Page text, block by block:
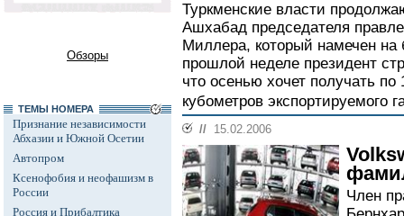
Обзоры
ТЕМЫ НОМЕРА
Признание независимости
Абхазии и Южной Осетии
Автопром
Ксенофобия и неофашизм в
России
Россия и Прибалтика
Туркменские власти
Ашхабад председателя
Миллера, который намечен
прошлой неделе президент
что осенью хочет получать
кубометров экспортируемого
// 15.02.2006
Член